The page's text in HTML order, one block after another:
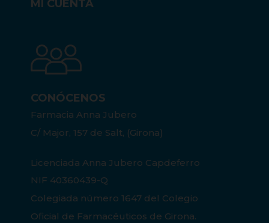
MI CUENTA
CONÓCENOS
Farmacia Anna Jubero
C/ Major, 157 de Salt, (Girona)
Licenciada Anna Jubero Capdeferro
NIF 40360439-Q
Colegiada número 1647 del Colegio
Oficial de Farmacéuticos de Girona.